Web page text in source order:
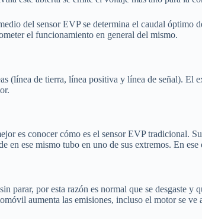
del sensor EVP se determina el caudal
el funcionamiento en general del mismo.
(línea de tierra, línea positiva y línea de señal). El
es conocer cómo es el sensor EVP tradicional.
en ese mismo tubo en uno de sus extremos. En
parar, por esta razón es normal que se desgaste
aumenta las emisiones, incluso el motor se ve